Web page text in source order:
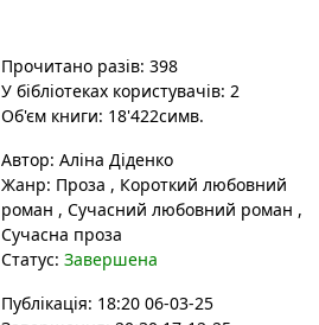
Прочитано разів: 398
У бібліотеках користувачів: 2
Об'єм книги: 18'422симв.
Автор: Аліна Діденко
Жанр: Проза , Короткий любовний
роман , Сучасний любовний роман ,
Сучасна проза
Статус: Завершена
Публікація: 18:20 06-03-25